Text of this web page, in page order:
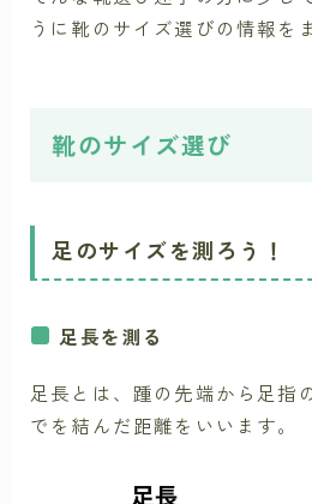
うに靴のサイズ選びの情報を
靴のサイズ選び
足のサイズを測ろう！
足長を測る
足長とは、踵の先端から足指
でを結んだ距離をいいます。